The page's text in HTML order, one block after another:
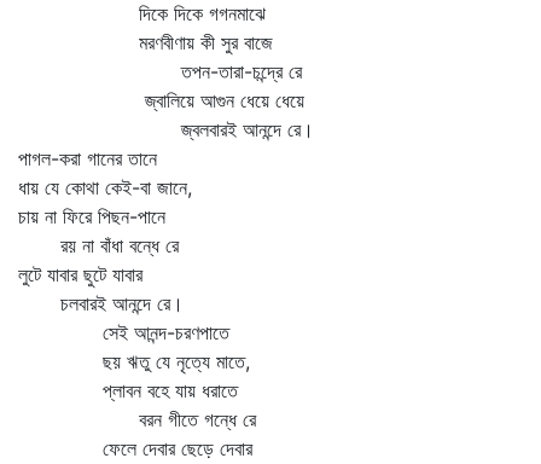
দিকে দিকে গগনমাঝে
মরণবীণায় কী সুর বাজে
তপন-তারা-চন্দ্রে রে
জ্বালিয়ে আগুন ধেয়ে ধেয়ে
জ্বলবারই আনন্দে রে।
পাগল-করা গানের তানে
ধায় যে কোথা কেই-বা জানে,
চায় না ফিরে পিছন-পানে
রয় না বাঁধা বন্ধে রে
লুটে যাবার ছুটে যাবার
চলবারই আনন্দে রে।
সেই আনন্দ-চরণপাতে
ছয় ঋতু যে নৃত্যে মাতে,
প্লাবন বহে যায় ধরাতে
বরন গীতে গন্ধে রে
ফেলে দেবার ছেড়ে দেবার